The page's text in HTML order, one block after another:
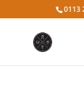
0113